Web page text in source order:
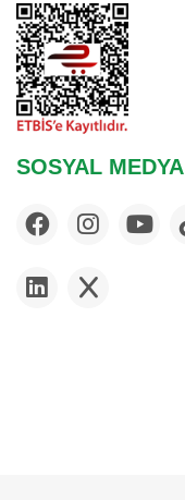
FELIX
FERPLAST
FLAMINGO
FLEXI
G & B
GIMCAT
SOSYAL MEDYA